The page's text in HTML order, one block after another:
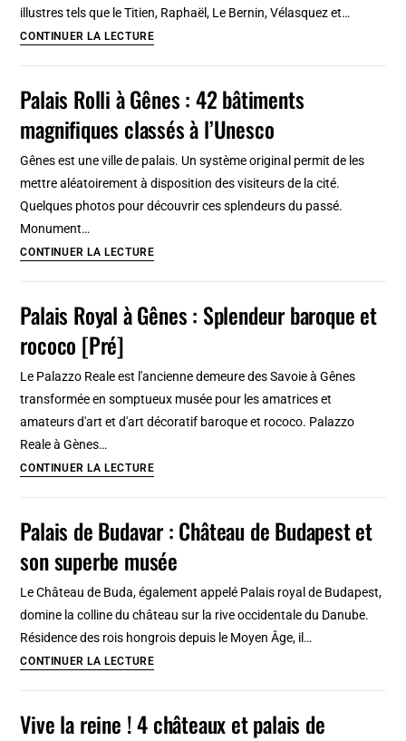
Reine
[Westminster]
illustres tels que le Titien, Raphaël, Le Bernin, Vélasquez et…
CONTINUER LA LECTUREMusée
Phamphilj
à
Magnifique
collection
Palais Rolli à Gênes : 42 bâtiments
magnifiques classés à l’Unesco
Gênes est une ville de palais. Un système original permit de les
mettre aléatoirement à disposition des visiteurs de la cité.
Quelques photos pour découvrir ces splendeurs du passé.
Monument…
CONTINUER LA LECTUREPalais
Gênes
magnifiques
l’Unesco
Palais Royal à Gênes : Splendeur baroque et
rococo [Pré]
Le Palazzo Reale est l'ancienne demeure des Savoie à Gênes
transformée en somptueux musée pour les amatrices et
amateurs d'art et d'art décoratif baroque et rococo. Palazzo
Reale à Gènes…
CONTINUER LA LECTUREPalais
Gênes
:
rococo
[Pré]
Palais de Budavar : Château de Budapest et
son superbe musée
Le Château de Buda, également appelé Palais royal de Budapest,
domine la colline du château sur la rive occidentale du Danube.
Résidence des rois hongrois depuis le Moyen Âge, il…
CONTINUER LA LECTUREPalais
:
Vive la reine ! 4 châteaux et palais de